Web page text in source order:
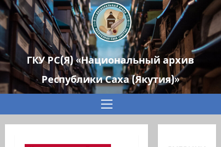
ГКУ РС(Я) «Национальный архив
Республики Саха (Якутия)»
Основное